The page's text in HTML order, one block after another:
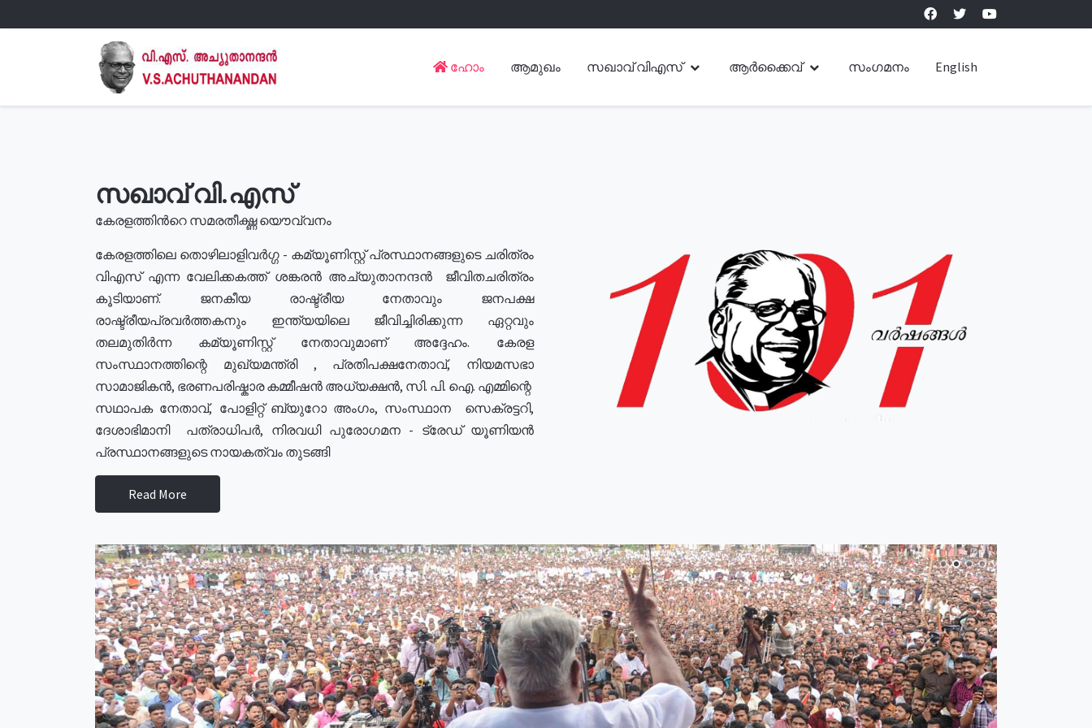
ഹോം ആമുഖം സഖാവ് വിഎസ് ആർക്കൈവ് സംഗമനം English
സഖാവ് വി.എസ്
കേരളത്തിൻറെ സമരതീക്ഷ്ണ യൌവ്വനം
കേരളത്തിലെ തൊഴിലാളിവർഗ്ഗ - കമ്യൂണിസ്റ്റ് പ്രസ്ഥാനങ്ങളുടെ ചരിത്രം
വിഎസ് എന്ന വേലിക്കകത്ത് ശങ്കരൻ അച്യുതാനന്ദൻ ജീവിതചരിത്രം
കൂടിയാണ്. ജനകീയ രാഷ്ട്രീയ നേതാവും ജനപക്ഷ
രാഷ്ട്രീയപ്രവർത്തകനും ഇന്ത്യയിലെ ജീവിച്ചിരിക്കുന്ന ഏറ്റവും
തലമുതിർന്ന കമ്യൂണിസ്റ്റ് നേതാവുമാണ് അദ്ദേഹം. കേരള
സംസ്ഥാനത്തിന്റെ മുഖ്യമന്ത്രി , പ്രതിപക്ഷനേതാവ്, നിയമസഭാ
സാമാജികൻ, ഭരണപരിഷ്കാര കമ്മീഷൻ അധ്യക്ഷൻ, സി. പി. ഐ. എമ്മിന്റെ
സഥാപക നേതാവ്, പോളിറ്റ് ബ്യുറോ അംഗം, സംസ്ഥാന സെക്രട്ടറി,
ദേശാഭിമാനി പത്രാധിപർ, നിരവധി പുരോഗമന - ട്രേഡ് യൂണിയൻ
പ്രസ്ഥാനങ്ങളുടെ നായകത്വം തുടങ്ങി
Read More